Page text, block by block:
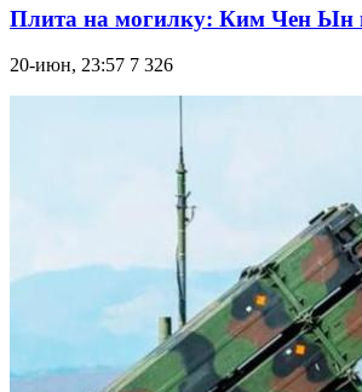
Плита на могилку: Ким Чен Ын
20-июн, 23:57 7 326